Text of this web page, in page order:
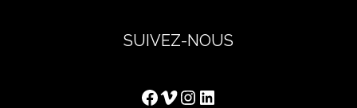
SUIVEZ-NOUS
Facebook
Vimeo
Instagram
LinkedIn